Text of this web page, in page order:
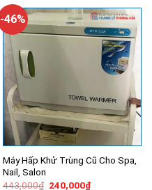
200,000₫.
-46%
Máy Hấp Khử Trùng Cũ Cho Spa,
Nail, Salon
443,000₫ Giá
240,000₫Giá